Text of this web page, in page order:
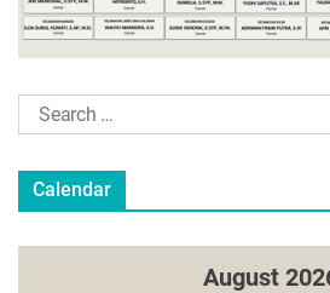
Calendar
August